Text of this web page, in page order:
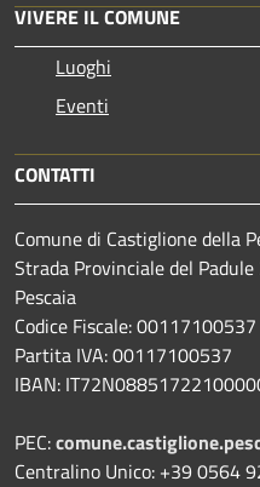
VIVERE IL COMUNE
Luoghi
Eventi
CONTATTI
Comune di Castiglione della
Strada Provinciale del
Pescaia
Codice Fiscale: 00117100537
Partita IVA: 00117100537
IBAN:
PEC:
Centralino Unico: +39 0564